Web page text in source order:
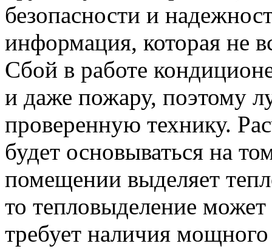
безопасности и
информация, которая не
Сбой в работе
и даже пожару, поэтому
проверенную технику.
будет основываться на
помещении выделяет
то тепловыделение
требует наличия